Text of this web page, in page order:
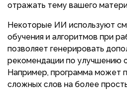
отражать тему вашего
Некоторые ИИ используют
обучения и алгоритмов при
позволяет генерировать
рекомендации по улучшению
Например, программа может
сложных слов на более